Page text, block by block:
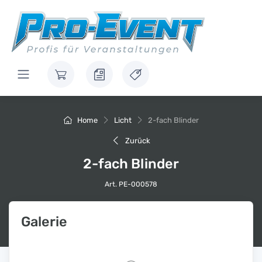
Home Licht 2-fach Blinder
Zurück
2-fach Blinder
Art. PE-000578
Galerie